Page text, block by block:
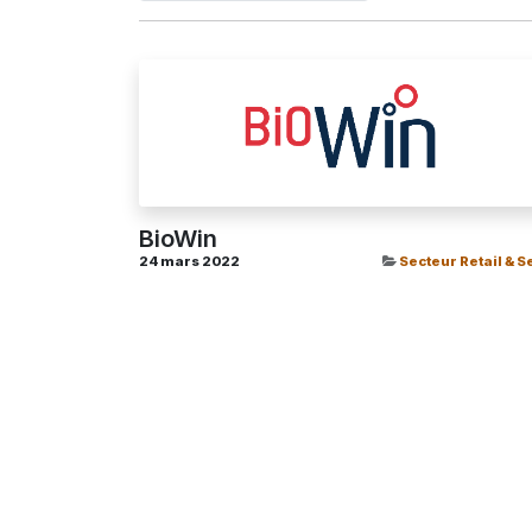
BioWin
24 mars 2022 Secteur Retail &